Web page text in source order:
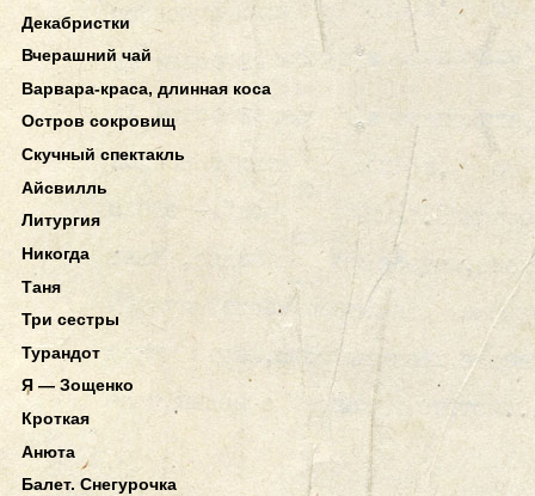
Декабристки
Вчерашний чай
Варвара-краса, длинная коса
Остров сокровищ
Скучный спектакль
Айсвилль
Литургия
Никогда
Таня
Три сестры
Турандот
Я — Зощенко
Кроткая
Анюта
Балет. Снегурочка